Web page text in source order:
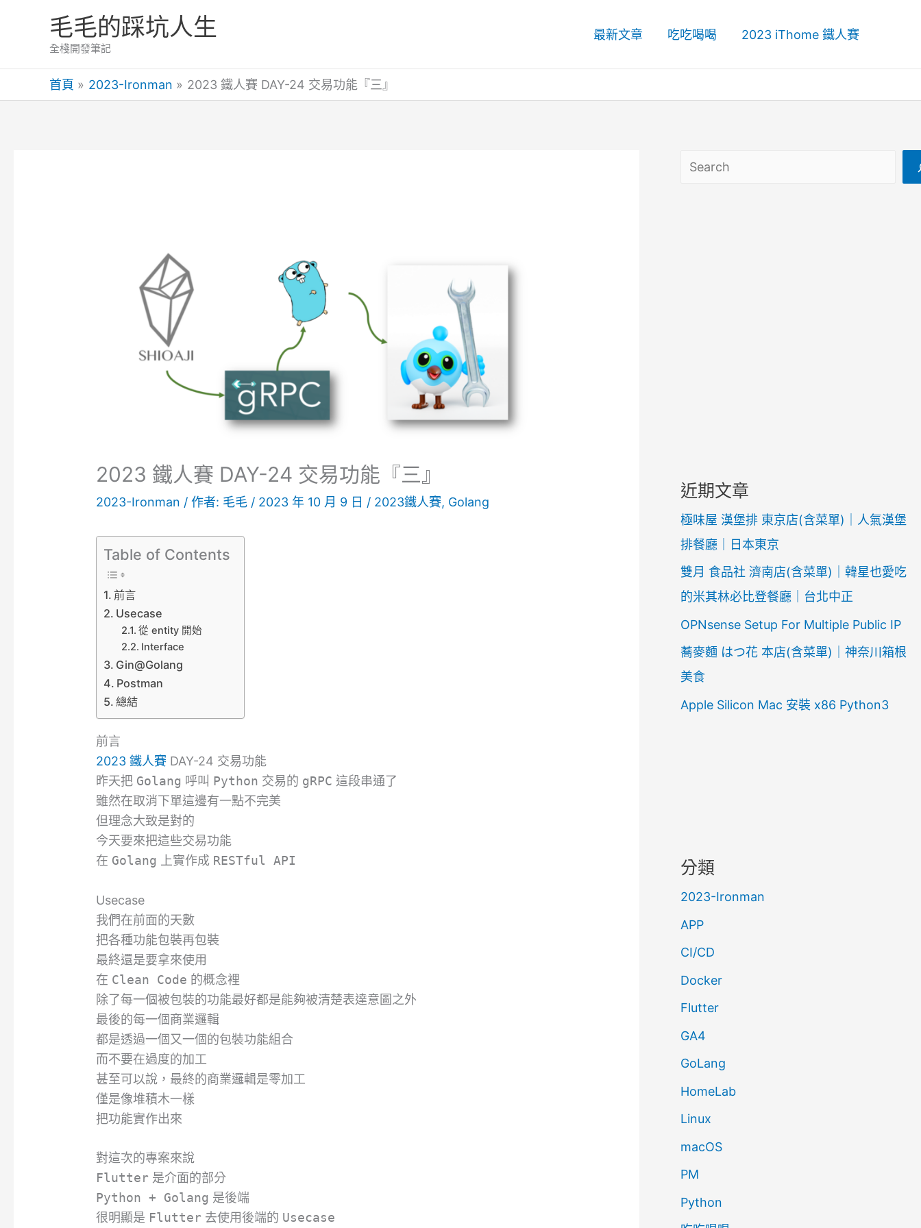
要
毛毛的踩坑人生
全棧開發筆記
最新文章 吃吃喝喝 2023 iThome 鐵人賽
首頁 2023-Ironman 2023 鐵人賽 DAY-24 交易功能『三』
2023 鐵人賽 DAY-24 交易功能『三』
2023-Ironman / 作者: 毛毛 / 2023 年 10 月 9 日 / 2023鐵人賽, Golang
Table of Contents
前言
Usecase
從 entity 開始
Interface
Gin@Golang
Postman
總結
前言
2023 鐵人賽 DAY-24 交易功能
昨天把 Golang 呼叫 Python 交易的 gRPC 這段串通了
雖然在取消下單這邊有一點不完美
但理念大致是對的
今天要來把這些交易功能
在 Golang 上實作成 RESTful API
Usecase
我們在前面的天數
把各種功能包裝再包裝
最終還是要拿來使用
在 Clean Code 的概念裡
除了每一個被包裝的功能最好都是能夠被清楚表達意圖之外
最後的每一個商業邏輯
都是透過一個又一個的包裝功能組合
而不要在過度的加工
甚至可以說，最終的商業邏輯是零加工
僅是像堆積木一樣
把功能實作出來
對這次的專案來說
Flutter 是介面的部分
Python + Golang 是後端
很明顯是 Flutter 去使用後端的 Usecase
搜尋
近期文章
極味屋 漢堡排 東京店(含菜單)｜人氣漢堡
排餐廳｜日本東京
雙月 食品社 濟南店(含菜單)｜韓星也愛吃
的米其林必比登餐廳｜台北中正
OPNsense Setup For Multiple Public IP
蕎麥麵 はつ花 本店(含菜單)｜神奈川箱根
美食
Apple Silicon Mac 安裝 x86 Python3
分類
2023-Ironman
APP
CI/CD
Docker
Flutter
GA4
GoLang
HomeLab
Linux
macOS
PM
Python